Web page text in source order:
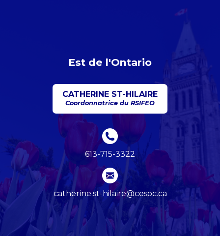
Est de l'Ontario
CATHERINE ST-HILAIRE
Coordonnatrice du RSIFEO
613-715-3322
catherine.st-hilaire@cesoc.ca